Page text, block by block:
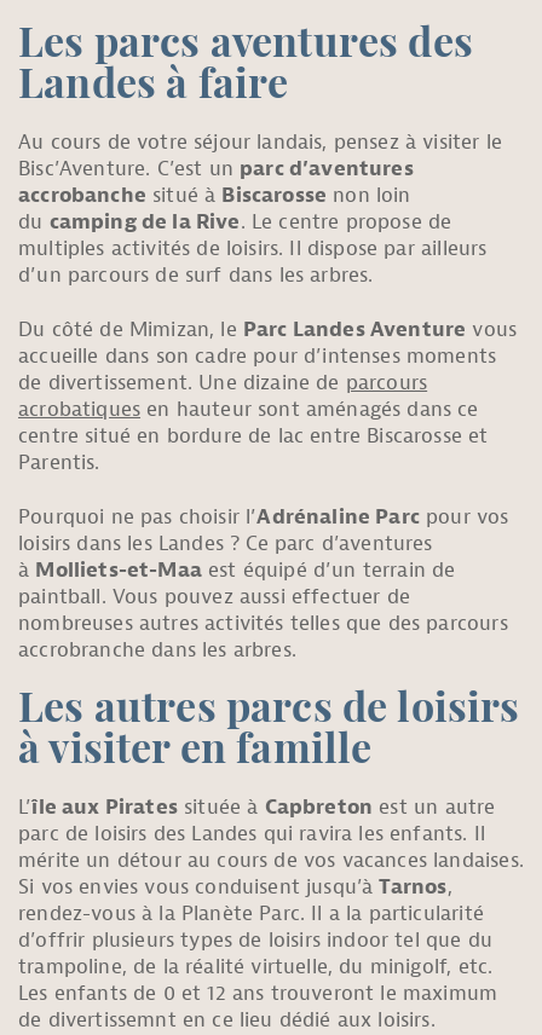
Les parcs aventures des
Landes à faire
Au cours de votre séjour landais, pensez à visiter le
Bisc’Aventure. C’est un parc d’aventures
accrobanche situé à Biscarosse non loin
du camping de la Rive. Le centre propose de
multiples activités de loisirs. Il dispose par ailleurs
d’un parcours de surf dans les arbres.
Du côté de Mimizan, le Parc Landes Aventure vous
accueille dans son cadre pour d’intenses moments
de divertissement. Une dizaine de parcours
acrobatiques en hauteur sont aménagés dans ce
centre situé en bordure de lac entre Biscarosse et
Parentis.
Pourquoi ne pas choisir l’Adrénaline Parcpour vos
loisirs dans les Landes ? Ce parc d’aventures
à Molliets-et-Maaest équipé d’un terrain de
paintball. Vous pouvez aussi effectuer de
nombreuses autres activités telles que des parcours
accrobranche dans les arbres.
Les autres parcs de loisirs
à visiter en famille
L’île aux Piratessituée à Capbreton est un autre
parc de loisirs des Landes qui ravira les enfants. Il
mérite un détour au cours de vos vacances landaises.
Si vos envies vous conduisent jusqu’àTarnos,
rendez-vous à la Planète Parc. Il a la particularité
d’offrir plusieurs types de loisirs indoor tel que du
trampoline, de la réalité virtuelle, du minigolf, etc.
Les enfants de 0 et 12 ans trouveront le maximum
de divertissemnt en ce lieu dédié aux loisirs.